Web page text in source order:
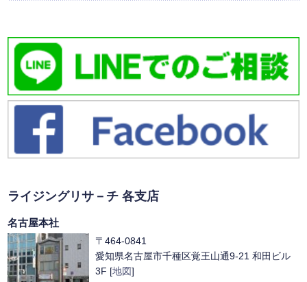
ライジングリサ－チ 各支店
名古屋本社
〒464-0841
愛知県名古屋市千種区覚王山通9-21 和田ビル
3F [地図]